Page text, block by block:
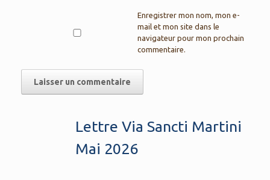
Enregistrer mon nom, mon e-
mail et mon site dans le
navigateur pour mon prochain
commentaire.
Lettre Via Sancti Martini
Mai 2026